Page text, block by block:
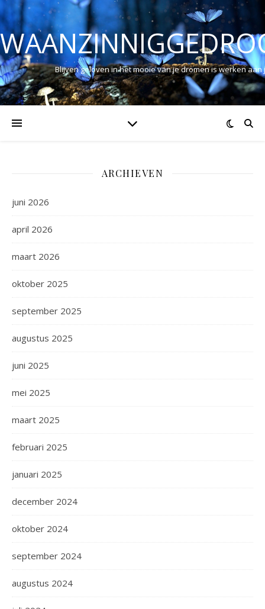
Blijven geloven in het mooie van je dromen is werken aan
ARCHIEVEN
juni 2026
april 2026
maart 2026
oktober 2025
september 2025
augustus 2025
juni 2025
mei 2025
maart 2025
februari 2025
januari 2025
december 2024
oktober 2024
september 2024
augustus 2024